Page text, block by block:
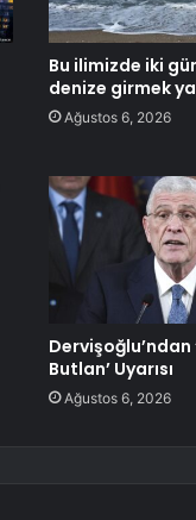
Bu ilimizde iki
denize girmek
Ağustos 6, 2026
Dervişoğlu’ndan
Butlan’ Uyarısı
Ağustos 6, 2026